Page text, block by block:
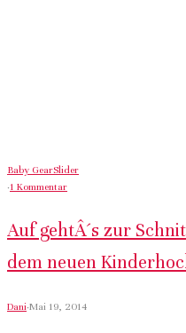
Baby GearSlider
·1 Kommentar
Auf gehtÂ´s zur
dem neuen
Dani·Mai 19, 2014